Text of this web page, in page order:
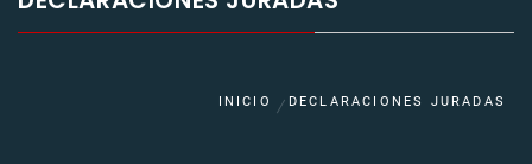
INICIO DECLARACIONES JURADAS